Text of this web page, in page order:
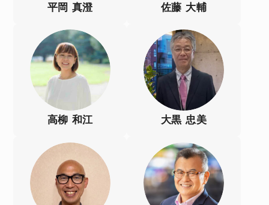
平岡 真澄 佐藤 大輔
高柳 和江 大黒 忠美